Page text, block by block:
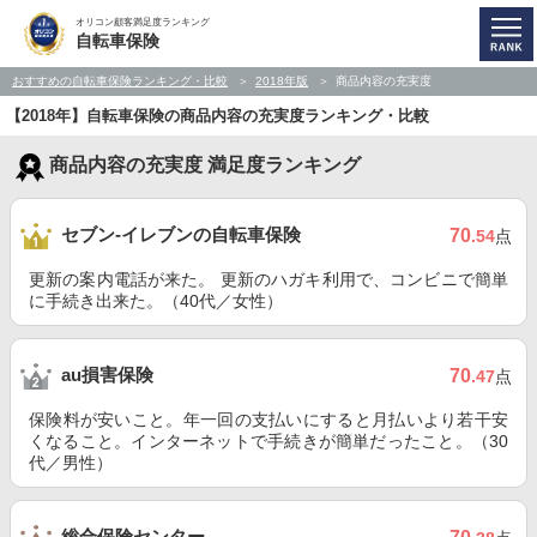
オリコン顧客満足度ランキング
自転車保険
おすすめの自転車保険ランキング・比較 2018年版 商品内容の充実度
【2018年】自転車保険の商品内容の充実度ランキング・比較
商品内容の充実度 満足度ランキング
セブン‐イレブンの自転車保険 70.54点
更新の案内電話が来た。 更新のハガキ利用で、コンビニで簡単
に手続き出来た。（40代／女性）
au損害保険 70.47点
保険料が安いこと。年一回の支払いにすると月払いより若干安
くなること。インターネットで手続きが簡単だったこと。（30
代／男性）